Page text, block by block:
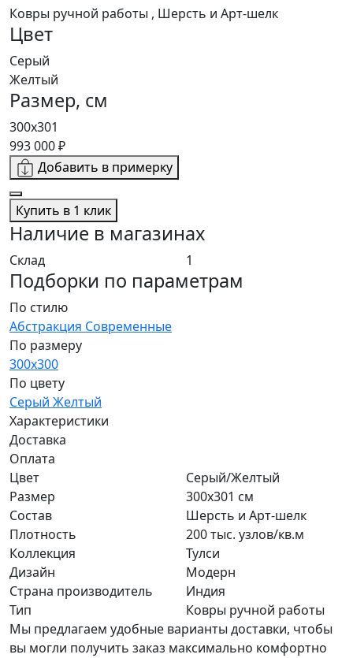
Ковры ручной работы , Шерсть и Арт-шелк
Цвет
Серый
Желтый
Размер, см
300x301
993 000 ₽
Добавить в примерку
Купить в 1 клик
Наличие в магазинах
Склад 1
Подборки по параметрам
По стилю
Абстракция Современные
По размеру
300x300
По цвету
Серый Желтый
Характеристики
Доставка
Оплата
Цвет
Серый/Желтый
Размер
300x301 см
Состав
Шерсть и Арт-шелк
Плотность
200 тыс. узлов/кв.м
Коллекция
Тулси
Дизайн
Модерн
Страна производитель
Индия
Тип
Ковры ручной работы
Мы предлагаем удобные варианты доставки, чтобы
вы могли получить заказ максимально комфортно